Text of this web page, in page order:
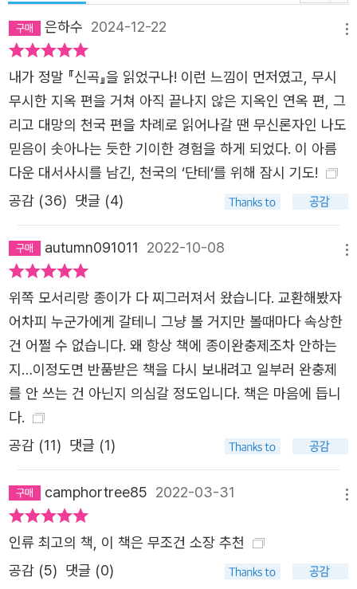
면서, 이를 계기로 전반적인 개역 작업에 몰두했다. 단테의
원전을 다시 한번 확인하면서 학자들의 다양한 견해를 점검
하고 대조하며 수정 작업을 했으며, 곳곳에 흩어져 있는 3,0
00여 개의 역주들을 꼼꼼히 보완하였다. 기존에 지옥편, 연
옥편, 천국편 3권으로 분권되어 있던 것을 한 권으로 합쳤으
며, 3행 연구(聯句)의 시로 이루어진 이탈리아어 원문대로
3행씩 연을 띄워 편집했다. 또한 이번 판에는 특별히 『신곡』
의 삽화 중 가장 유명한 귀스타브 도레Gustave Doré(183
2~1883)의 삽화를 수록했다. 지옥 75점, 연옥 42점, 천국
18점으로 이루어진 135점의 삽화를 모두 실었으며, 도레가
그린 단테의 초상화 1점까지 총 136점을 수록했다. 특유의
세밀한 묘사력과 극적인 구도로 고전이 지닌 상상력의 세계
를 생생하게 묘사하는 도레의 화풍은 『신곡』을 만나 그 절정
에 이른다. 거장의 정교한 필치로 도레는 지옥의 형별의 온
갖 참혹한 광경들, 저승에서 마주친 유명한 인물들, 천사들
의 율동으로 수놓인 하늘의 황홀함 등을 마치 꿈에서 본 듯
생생하게 구현하고 있다. 각 삽화 밑에는 해당 이미지에 맞
는 본문의 구절을 캡션으로 넣어 이해에 도움이 되도록 했
다. 단테의 시적인 상상력이 담긴 텍스트와 도레의 시각적
층 더해 줄 것이다. 표지 역시 도레의 삽화를 활용했다. 아래
부터 지옥-연옥-천국에 이르는 삽화 이미지들을 표지 앞면
에 정교하게 배치하여 웅장하고 역동적인 느낌을 주었다. 또
한 견고한 하드커버 장정에 전면 은박을 입혀 <고전 중의 고
전>의 가치에 걸맞은 고급스러움을 강조하고자 했다.
은하수 2024-12-22
내가 정말 『신곡』을 읽었구나! 이런 느낌이 먼저였고, 무시
무시한 지옥 편을 거쳐 아직 끝나지 않은 지옥인 연옥 편, 그
리고 대망의 천국 편을 차례로 읽어나갈 땐 무신론자인 나도
믿음이 솟아나는 듯한 기이한 경험을 하게 되었다. 이 아름
다운 대서사시를 남긴, 천국의 ‘단테‘를 위해 잠시 기도!
공감 (36) 댓글 (4)
autumn091011 2022-10-08
위쪽 모서리랑 종이가 다 찌그러져서 왔습니다. 교환해봤자
어차피 누군가에게 갈테니 그냥 볼 거지만 볼때마다 속상한
건 어쩔 수 없습니다. 왜 항상 책에 종이완충제조차 안하는
지…이정도면 반품받은 책을 다시 보내려고 일부러 완충제
를 안 쓰는 건 아닌지 의심갈 정도입니다. 책은 마음에 듭니
다.
공감 (11) 댓글 (1)
camphortree85 2022-03-31
인류 최고의 책, 이 책은 무조건 소장 추천
공감 (5) 댓글 (0)